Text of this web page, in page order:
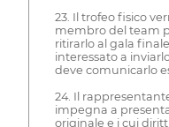
23. Il trofeo fisico
membro del team
ritirarlo al gala
interessato a
deve comunicarlo
24. Il
impegna a
originale e i cui